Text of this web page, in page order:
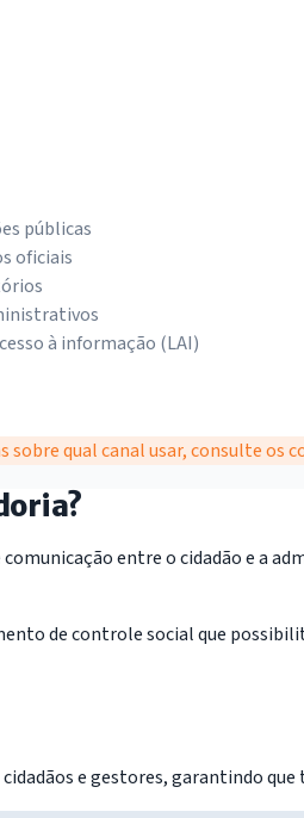
públicas
oficiais
à informação (LAI)
sobre qual canal usar, consulte
comunicação entre o cidadão e a
de controle social que
e gestores, garantindo